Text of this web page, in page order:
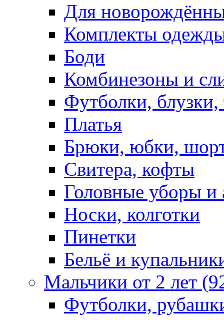
Для
Комплекты
Боди
Комбинезоны и
Футболки,
Платья
Брюки, юбки,
Свитера, кофты
Головные уборы и
Носки, колготки
Пинетки
Бельё и
Мальчики от 2 лет
Футболки,